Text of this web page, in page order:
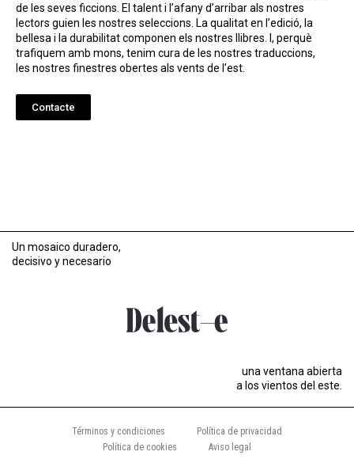
de les seves ficcions. El talent i l’afany d’arribar als nostres
lectors guien les nostres seleccions. La qualitat en l’edició, la
bellesa i la durabilitat componen els nostres llibres. I, perquè
trafiquem amb mons, tenim cura de les nostres traduccions,
les nostres finestres obertes als vents de l’est.
Contacte
Un mosaico duradero,
decisivo y necesario
una ventana abierta
a los vientos del este.
Términos y condiciones
Política de privacidad
Política de cookies
Aviso legal